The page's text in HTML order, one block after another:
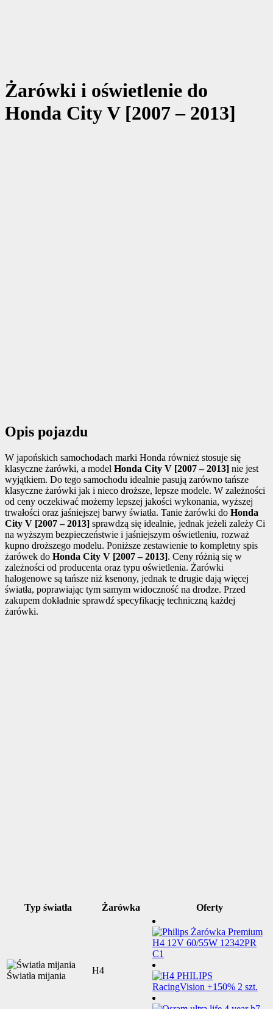
Żarówki i oświetlenie do
Honda City V [2007 – 2013]
Opis pojazdu
W japońskich samochodach marki Honda również stosuje się
klasyczne żarówki, a model Honda City V [2007 – 2013] nie jest
wyjątkiem. Do tego samochodu idealnie pasują zarówno tańsze
klasyczne żarówki jak i nieco droższe, lepsze modele. W zależności
od ceny oczekiwać możemy lepszej jakości wykonania, wyższej
trwałości oraz jaśniejszej barwy światła. Tanie żarówki do Honda
City V [2007 – 2013] sprawdzą się idealnie, jednak jeżeli zależy Ci
na wyższym bezpieczeństwie i jaśniejszym oświetleniu, rozważ
kupno droższego modelu. Poniższe zestawienie to kompletny spis
żarówek do Honda City V [2007 – 2013]. Ceny różnią się w
zależności od producenta oraz typu oświetlenia. Żarówki
halogenowe są tańsze niż ksenony, jednak te drugie dają więcej
światła, poprawiając tym samym widoczność na drodze. Przed
zakupem dokładnie sprawdź specyfikację techniczną każdej
żarówki.
Typ światła Żarówka Oferty
Światła mijania
H4